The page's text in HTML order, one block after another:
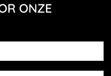
ONZE